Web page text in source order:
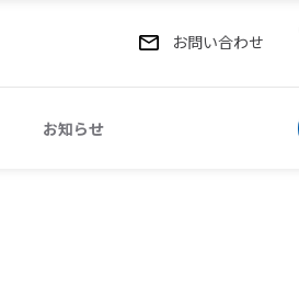
お問い合わせ
お知らせ